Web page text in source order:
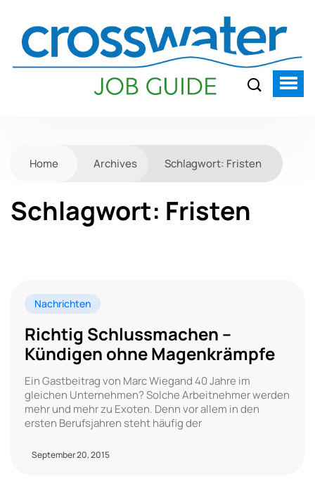
Home Archives Schlagwort: Fristen
Schlagwort: Fristen
Nachrichten
Richtig Schlussmachen –
Kündigen ohne Magenkrämpfe
Ein Gastbeitrag von Marc Wiegand 40 Jahre im
gleichen Unternehmen? Solche Arbeitnehmer werden
mehr und mehr zu Exoten. Denn vor allem in den
ersten Berufsjahren steht häufig der
September 20, 2015